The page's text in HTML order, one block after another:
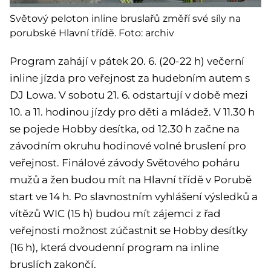
Světový peloton inline bruslařů změří své síly na
porubské Hlavní třídě. Foto: archiv
Program zahájí v pátek 20. 6. (20-22 h) večerní
inline jízda pro veřejnost za hudebním autem s
DJ Lowa. V sobotu 21. 6. odstartují v době mezi
10. a 11. hodinou jízdy pro děti a mládež. V 11.30 h
se pojede Hobby desítka, od 12.30 h začne na
závodním okruhu hodinové volné bruslení pro
veřejnost. Finálové závody Světového poháru
mužů a žen budou mít na Hlavní třídě v Porubě
start ve 14 h. Po slavnostním vyhlášení výsledků a
vítězů WIC (15 h) budou mít zájemci z řad
veřejnosti možnost zúčastnit se Hobby desítky
(16 h), která dvoudenní program na inline
bruslích zakončí.